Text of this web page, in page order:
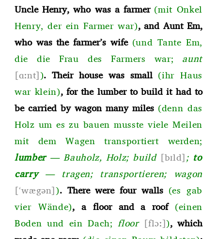
Uncle Henry, who was a farmer (mit Onkel
Henry, der ein Farmer war), and Aunt Em,
who was the farmer’s wife (und Tante Em,
die die Frau des Farmers war; aunt
[ɑːnt]). Their house was small (ihr Haus
war klein), for the lumber to build it had to
be carried by wagon many miles (denn das
Holz um es zu bauen musste viele Meilen
mit dem Wagen transportiert werden;
lumber — Bauholz, Holz; build [bɪld];to
carry — tragen;transportieren; wagon
[‘wægən]). There were four walls (es gab
vier Wände), a floor and a roof (einen
Boden und ein Dach; floor [flɔː]), which